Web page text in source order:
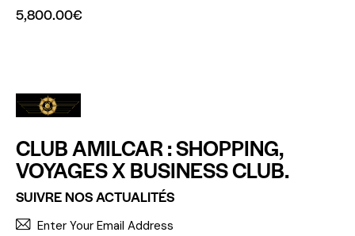
5,800.00€
CLUB AMILCAR : SHOPPING,
VOYAGES X BUSINESS CLUB.
SUIVRE NOS ACTUALITÉS